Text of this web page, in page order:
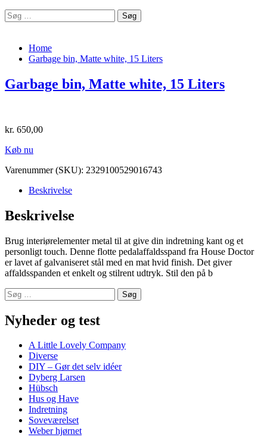
Søg
efter:
Home
Garbage bin, Matte white, 15 Liters
Garbage bin, Matte white, 15 Liters
kr. 650,00
Køb nu
Varenummer (SKU): 2329100529016743
Beskrivelse
Beskrivelse
Brug interiørelementer metal til at give din indretning kant og et
personligt touch. Denne flotte pedalaffaldsspand fra House Doctor
er lavet af galvaniseret stål med en mat hvid finish. Det giver
affaldsspanden et enkelt og stilrent udtryk. Stil den på b
Søg
efter:
Nyheder og test
A Little Lovely Company
Diverse
DIY – Gør det selv idéer
Dyberg Larsen
Hübsch
Hus og Have
Indretning
Soveværelset
Weber hjørnet